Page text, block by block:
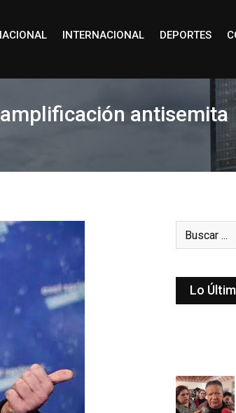
INTERNACIONAL DEPORTES
antisemita
Lo